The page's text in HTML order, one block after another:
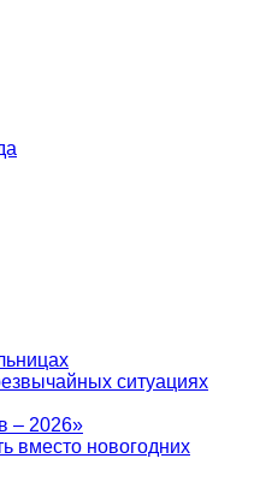
ситуациях
– 2026»
вместо новогодних